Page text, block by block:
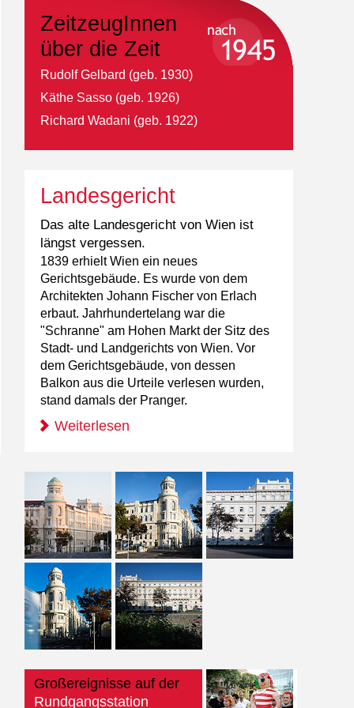
ZeitzeugInnen
über die Zeit
Rudolf Gelbard (geb. 1930)
Käthe Sasso (geb. 1926)
Richard Wadani (geb. 1922)
Landesgericht
Das alte Landesgericht von Wien ist
längst vergessen.
1839 erhielt Wien ein neues
Gerichtsgebäude. Es wurde von dem
Architekten Johann Fischer von Erlach
erbaut. Jahrhundertelang war die
"Schranne" am Hohen Markt der Sitz des
Stadt- und Landgerichts von Wien. Vor
dem Gerichtsgebäude, von dessen
Balkon aus die Urteile verlesen wurden,
stand damals der Pranger.
Weiterlesen
Großereignisse auf der
Rundgangsstation